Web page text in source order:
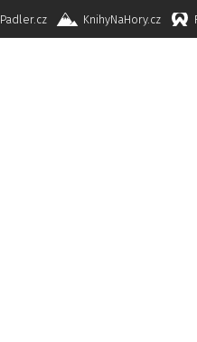
Padler.cz KnihyNaHory.cz